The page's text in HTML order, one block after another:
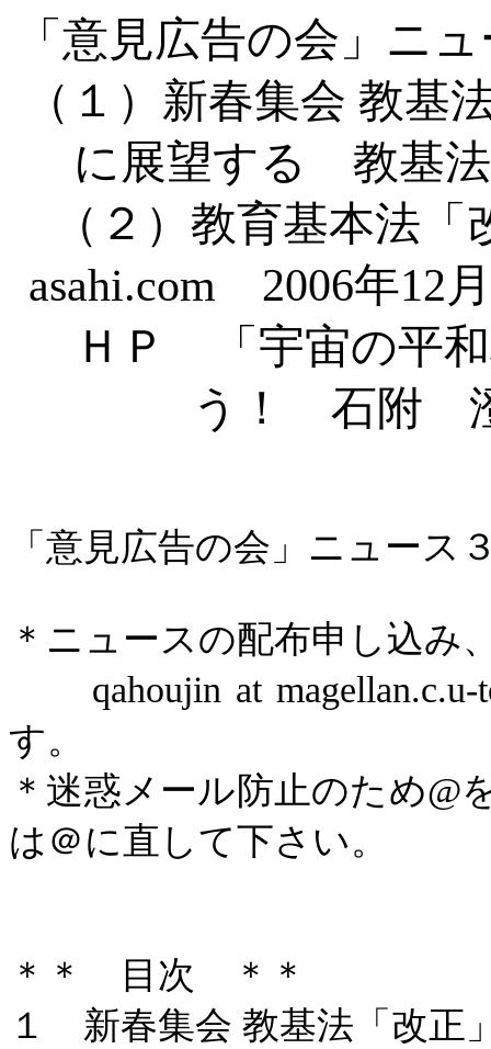
「意見広告の会」ニ
（１）新春集会 教基
に展望する 教基
（２）教育基本法
asahi.com 2006年12
ＨＰ 「宇宙の平
う！ 石附
「意見広告の会」ニュース
＊ニュースの配布申し込み
qahoujin at magellan.c.u-
す。
＊迷惑メール防止のため@
は＠に直して下さい。
＊＊ 目次 ＊＊
１ 新春集会 教基法「改正